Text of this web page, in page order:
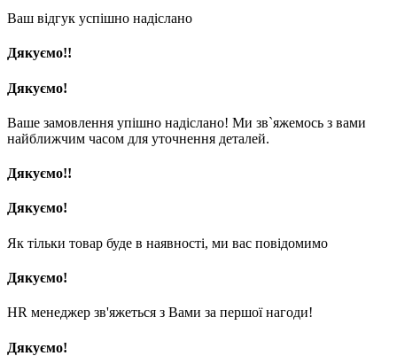
Ваш відгук успішно надіслано
Дякуємо!!
Дякуємо!
Ваше замовлення упішно надіслано! Ми зв`яжемось з вами
найближчим часом для уточнення деталей.
Дякуємо!!
Дякуємо!
Як тільки товар буде в наявності, ми вас повідомимо
Дякуємо!
HR менеджер зв'яжеться з Вами за першої нагоди!
Дякуємо!